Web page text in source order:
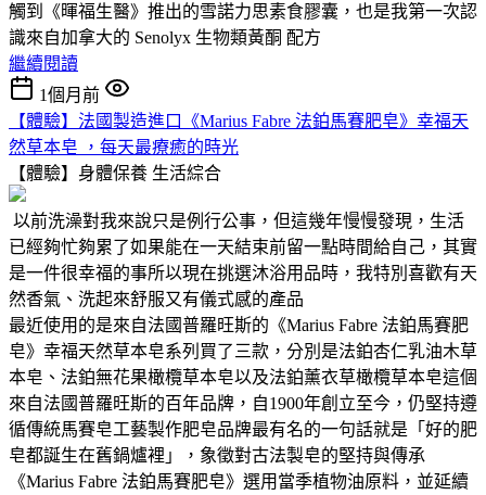
觸到《暉福生醫》推出的雪諾力思素食膠囊，也是我第一次認
識來自加拿大的 Senolyx 生物類黃酮 配方
繼續閱讀
1個月前
【體驗】法國製造進口《Marius Fabre 法鉑馬賽肥皂》幸福天
然草本皂 ，每天最療癒的時光
【體驗】身體保養 生活綜合
以前洗澡對我來說只是例行公事，但這幾年慢慢發現，生活
已經夠忙夠累了如果能在一天結束前留一點時間給自己，其實
是一件很幸福的事所以現在挑選沐浴用品時，我特別喜歡有天
然香氣、洗起來舒服又有儀式感的產品
最近使用的是來自法國普羅旺斯的《Marius Fabre 法鉑馬賽肥
皂》幸福天然草本皂系列買了三款，分別是法鉑杏仁乳油木草
本皂、法鉑無花果橄欖草本皂以及法鉑薰衣草橄欖草本皂這個
來自法國普羅旺斯的百年品牌，自1900年創立至今，仍堅持遵
循傳統馬賽皂工藝製作肥皂品牌最有名的一句話就是「好的肥
皂都誕生在舊鍋爐裡」，象徵對古法製皂的堅持與傳承
《Marius Fabre 法鉑馬賽肥皂》選用當季植物油原料，並延續